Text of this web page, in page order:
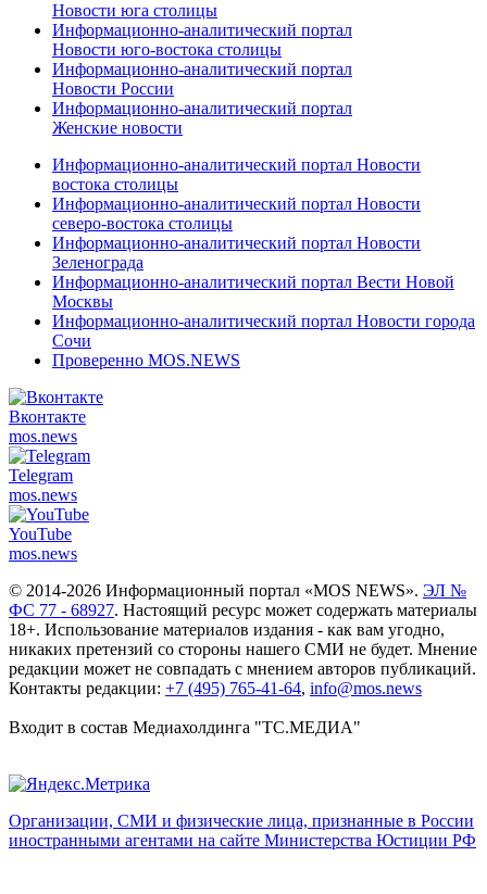
Новости юга столицы
Информационно-аналитический портал
Новости юго-востока столицы
Информационно-аналитический портал
Новости России
Информационно-аналитический портал
Женские новости
Информационно-аналитический портал Новости
востока столицы
Информационно-аналитический портал Новости
северо-востока столицы
Информационно-аналитический портал Новости
Зеленограда
Информационно-аналитический портал Вести Новой
Москвы
Информационно-аналитический портал Новости города
Сочи
Проверенно MOS.NEWS
Вконтакте
mos.news
Telegram
mos.news
YouTube
mos.news
© 2014-2026 Информационный портал «MOS NEWS». ЭЛ №
ФС 77 - 68927. Настоящий ресурс может содержать материалы
18+. Использование материалов издания - как вам угодно,
никаких претензий со стороны нашего СМИ не будет. Мнение
редакции может не совпадать с мнением авторов публикаций.
Контакты редакции: +7 (495) 765-41-64, info@mos.news
Входит в состав Медиахолдинга "ТС.МЕДИА"
Организации, СМИ и физические лица, признанные в России
иностранными агентами на сайте Министерства Юстиции РФ